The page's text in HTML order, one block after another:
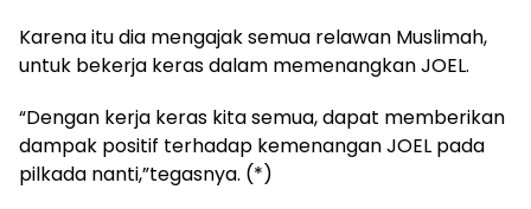
Karena itu dia mengajak semua relawan Muslimah,
untuk bekerja keras dalam memenangkan JOEL.
“Dengan kerja keras kita semua, dapat memberikan
dampak positif terhadap kemenangan JOEL pada
pilkada nanti,”tegasnya. (*)